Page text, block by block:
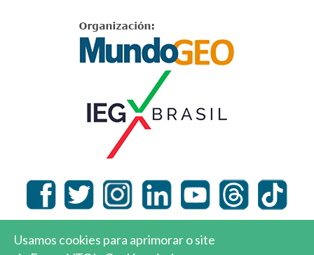
Usamos cookies para aprimorar o site